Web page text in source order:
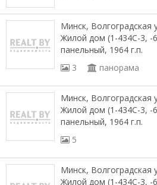
Минск, Волгоградская
Жилой дом (1-434С-3, -
панельный, 1964 г.п.
3
панорама
Минск, Волгоградская
Жилой дом (1-434С-3, -
панельный, 1964 г.п.
5
Минск, Волгоградская
Жилой дом (1-434С-3, -